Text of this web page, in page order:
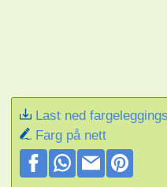
Last ned
Farg på nett